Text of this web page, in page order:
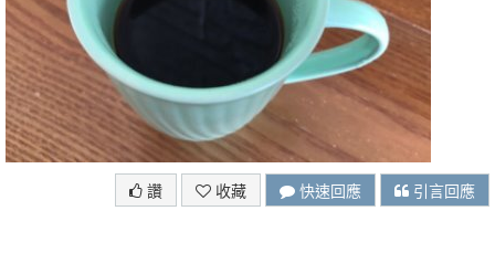
讚 收藏 快速回應 引言回應